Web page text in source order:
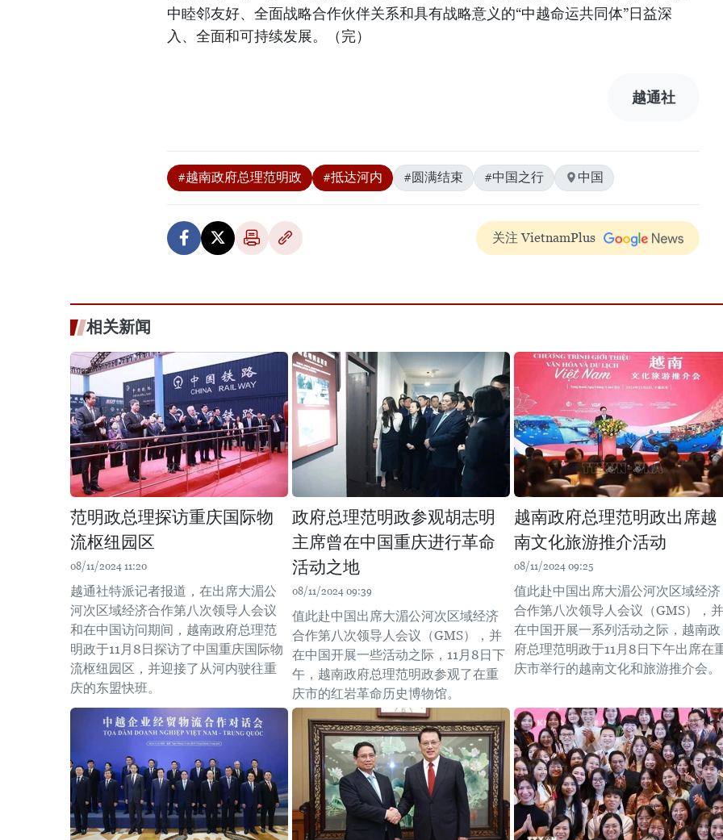
中睦邻友好、全面战略合作伙伴关系和具有战略意义的“中越命运共同体”日益深
入、全面和可持续发展。（完）
越通社
#越南政府总理范明政 #抵达河内 #圆满结束 #中国之行 中国
关注 VietnamPlus
相关新闻
范明政总理探访重庆国际物
流枢纽园区
08/11/2024 11:20
越通社特派记者报道，在出席大湄公
河次区域经济合作第八次领导人会议
和在中国访问期间，越南政府总理范
明政于11月8日探访了中国重庆国际物
流枢纽园区，并迎接了从河内驶往重
庆的东盟快班。
政府总理范明政参观胡志明
主席曾在中国重庆进行革命
活动之地
08/11/2024 09:39
值此赴中国出席大湄公河次区域经济
合作第八次领导人会议（GMS），并
在中国开展一些活动之际，11月8日下
午，越南政府总理范明政参观了在重
庆市的红岩革命历史博物馆。
越南政府总理范明政出席越
南文化旅游推介活动
08/11/2024 09:25
值此赴中国出席大湄公河次区域经济
合作第八次领导人会议（GMS），并
在中国开展一系列活动之际，越南政
府总理范明政于11月8日下午出席在
庆市举行的越南文化和旅游推介会。